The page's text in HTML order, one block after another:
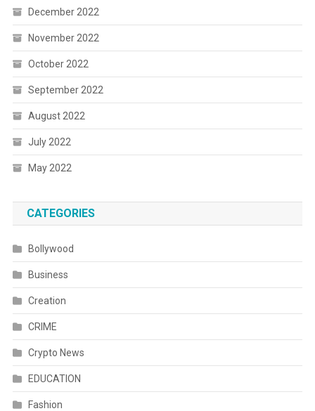
December 2022
November 2022
October 2022
September 2022
August 2022
July 2022
May 2022
CATEGORIES
Bollywood
Business
Creation
CRIME
Crypto News
EDUCATION
Fashion